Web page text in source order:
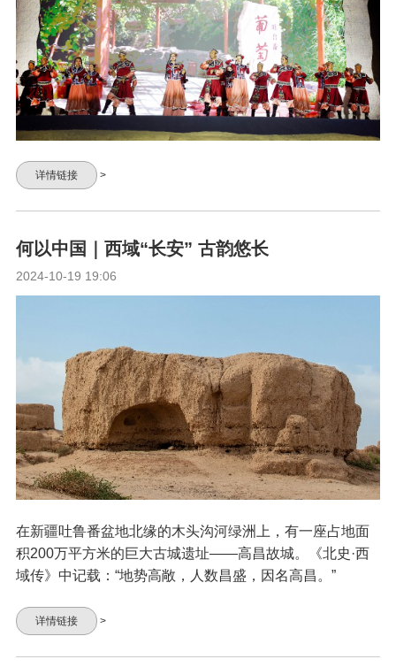
详情链接 >
何以中国｜西域“长安” 古韵悠长
2024-10-19 19:06
在新疆吐鲁番盆地北缘的木头沟河绿洲上，有一座占地面
积200万平方米的巨大古城遗址——高昌故城。《北史·西
域传》中记载：“地势高敞，人数昌盛，因名高昌。”
详情链接 >